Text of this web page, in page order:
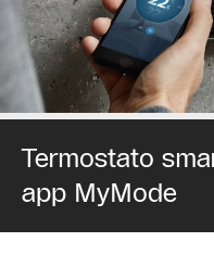
Termostato
app MyMode